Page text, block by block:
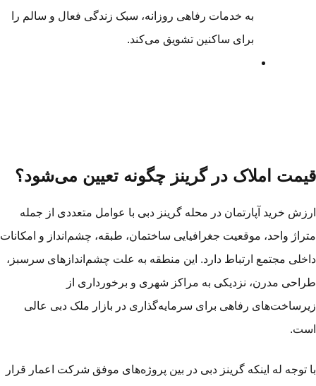
به خدمات رفاهی روزانه، سبک زندگی فعال و سالم را
برای ساکنین تشویق می‌کند.
املاک در گرینز چگونه تعیین می‌شود؟
خرید آپارتمان در محله گرینز دبی با عوامل متعددی از جمله
واحد، موقعیت جغرافیایی ساختمان، طبقه، چشم‌انداز و امکانات
مجتمع ارتباط دارد. این منطقه به‌ علت چشم‌اندازهای سرسبز،
مدرن، نزدیکی به مراکز شهری و برخورداری از
رفاهی برای سرمایه‌گذاری در بازار ملک دبی عالی
توجه له اینکه گرینز دبی در بین پروژه‌های موفق شرکت اعمار قرار